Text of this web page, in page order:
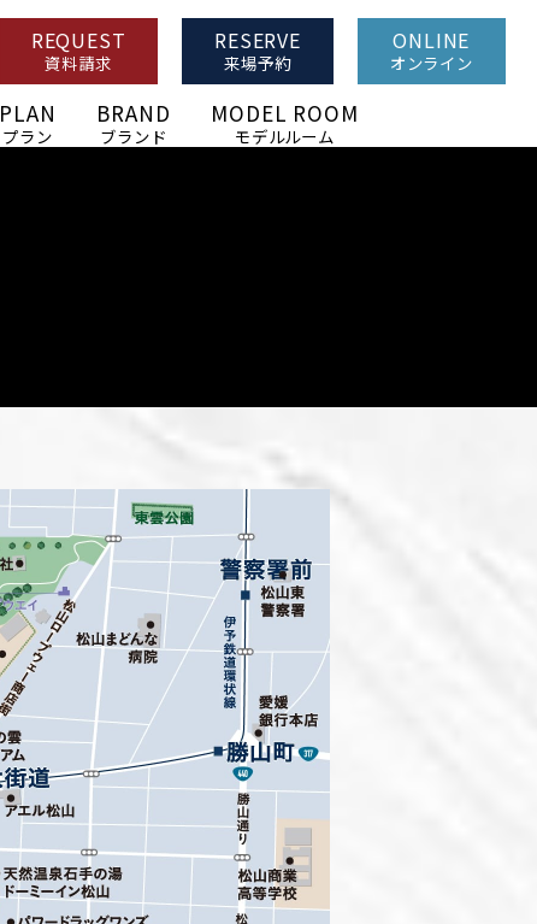
REQUEST
資料請求
RESERVE
来場予約
ONLINE
オンライン
PLAN
プラン
BRAND
ブランド
MODEL ROOM
モデルルーム